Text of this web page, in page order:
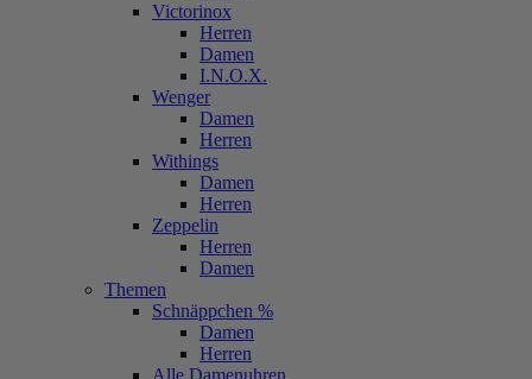
Victorinox
Herren
Damen
I.N.O.X.
Wenger
Damen
Herren
Withings
Damen
Herren
Zeppelin
Herren
Damen
Themen
Schnäppchen %
Damen
Herren
Alle Damenuhren